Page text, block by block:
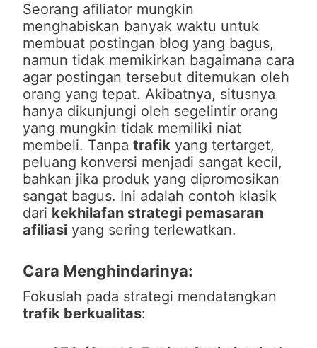
Seorang afiliator mungkin
menghabiskan banyak waktu untuk
membuat postingan blog yang bagus,
namun tidak memikirkan bagaimana cara
agar postingan tersebut ditemukan oleh
orang yang tepat. Akibatnya, situsnya
hanya dikunjungi oleh segelintir orang
yang mungkin tidak memiliki niat
membeli. Tanpa trafik yang tertarget,
peluang konversi menjadi sangat kecil,
bahkan jika produk yang dipromosikan
sangat bagus. Ini adalah contoh klasik
dari kekhilafan strategi pemasaran
afiliasi yang sering terlewatkan.
Cara Menghindarinya:
Fokuslah pada strategi mendatangkan
trafik berkualitas: